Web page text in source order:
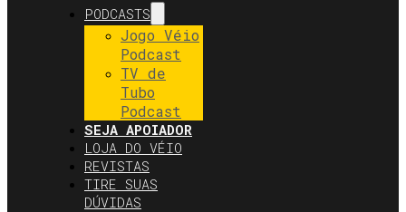
PODCASTS
Jogo Véio
Podcast
TV de
Tubo
Podcast
SEJA APOIADOR
LOJA DO VÉIO
REVISTAS
TIRE SUAS
DÚVIDAS